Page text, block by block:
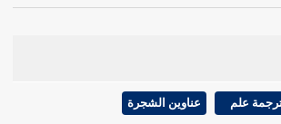
: تعارض عموم قوله تعالى {
} فإن كل واحدة من الآيتين عام من
علم عناوين الشجرة